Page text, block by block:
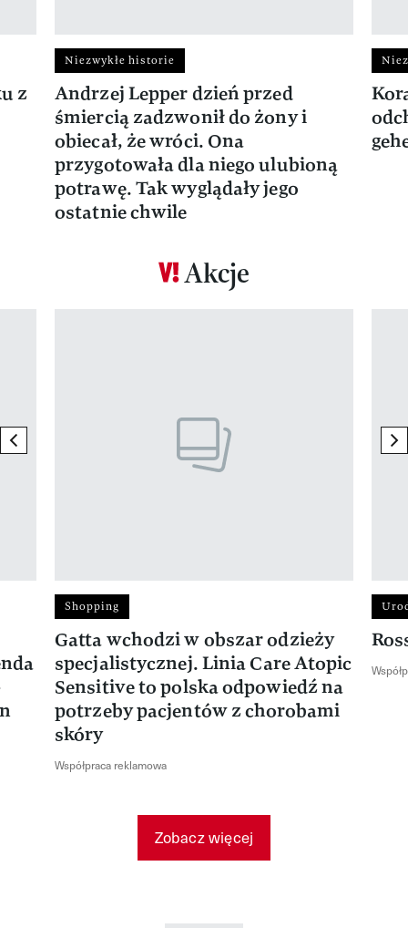
z
Niezwykłe historie
Andrzej Lepper dzień przed
śmiercią zadzwonił do żony i
obiecał, że wróci. Ona
przygotowała dla niego ulubioną
potrawę. Tak wyglądały jego
ostatnie chwile
Akcje
previous element
Shopping
Gatta wchodzi w obszar odzieży
specjalistycznej. Linia Care Atopic
Sensitive to polska odpowiedź na
potrzeby pacjentów z chorobami
skóry
Współpraca reklamowa
Zobacz więcej